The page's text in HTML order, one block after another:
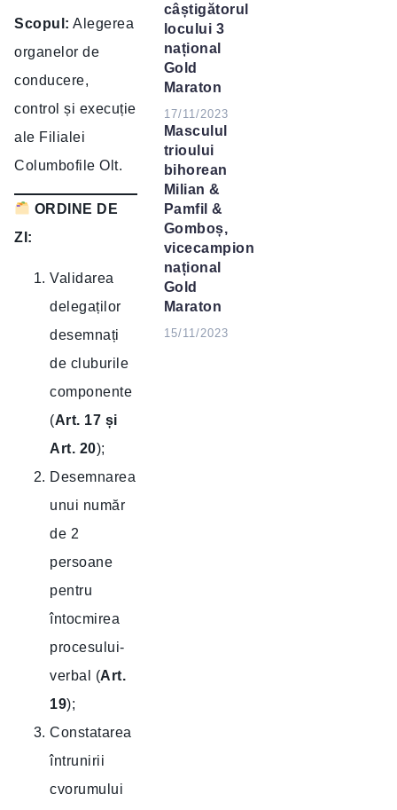
Scopul: Alegerea
organelor de
conducere,
control și execuție
ale Filialei
Columbofile Olt.
ORDINE DE
ZI:
Validarea
delegaților
desemnați
de cluburile
componente
(Art. 17 și
Art. 20);
Desemnarea
unui număr
de 2
persoane
pentru
întocmirea
procesului-
verbal (Art.
19);
Constatarea
întrunirii
cvorumului
câștigătorul
locului 3
național
Gold
Maraton
17/11/2023
Masculul
trioului
bihorean
Milian &
Pamfil &
Gomboș,
vicecampion
național
Gold
Maraton
15/11/2023